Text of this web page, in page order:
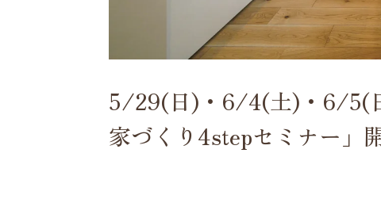
5/29(日)・6/4(土)・6/5(
家づくり4stepセミナー」